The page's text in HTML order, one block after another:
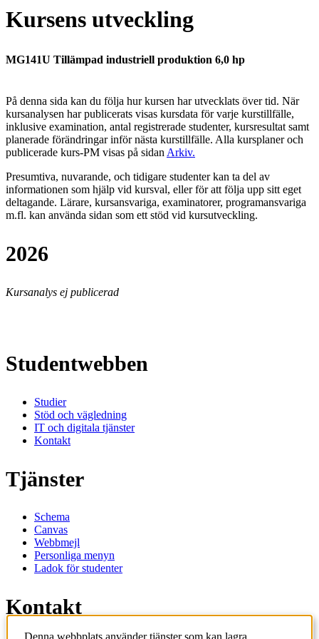
Kursens utveckling
MG141U Tillämpad industriell produktion 6,0 hp
På denna sida kan du följa hur kursen har utvecklats över tid. När
kursanalysen har publicerats visas kursdata för varje kurstillfälle,
inklusive examination, antal registrerade studenter, kursresultat samt
planerade förändringar inför nästa kurstillfälle. Alla kursplaner och
publicerade kurs-PM visas på sidan Arkiv.
Presumtiva, nuvarande, och tidigare studenter kan ta del av
informationen som hjälp vid kursval, eller för att följa upp sitt eget
deltagande. Lärare, kursansvariga, examinatorer, programansvariga
m.fl. kan använda sidan som ett stöd vid kursutveckling.
2026
Kursanalys ej publicerad
Studentwebben
Studier
Stöd och vägledning
IT och digitala tjänster
Kontakt
Tjänster
Schema
Canvas
Webbmejl
Personliga menyn
Ladok för studenter
Kontakt
Denna webbplats använder tjänster som kan lagra